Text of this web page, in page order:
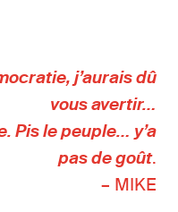
j’aurais dû
vous avertir…
Pis le peuple… y’a
pas de goût.
– MIKE